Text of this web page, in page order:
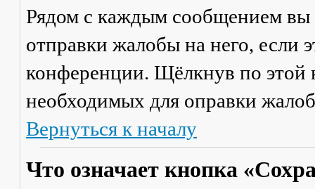
Рядом с каждым сообщением вы
отправки жалобы на него, если
конференции. Щёлкнув по этой
необходимых для оправки
Вернуться к началу
Что означает кнопка